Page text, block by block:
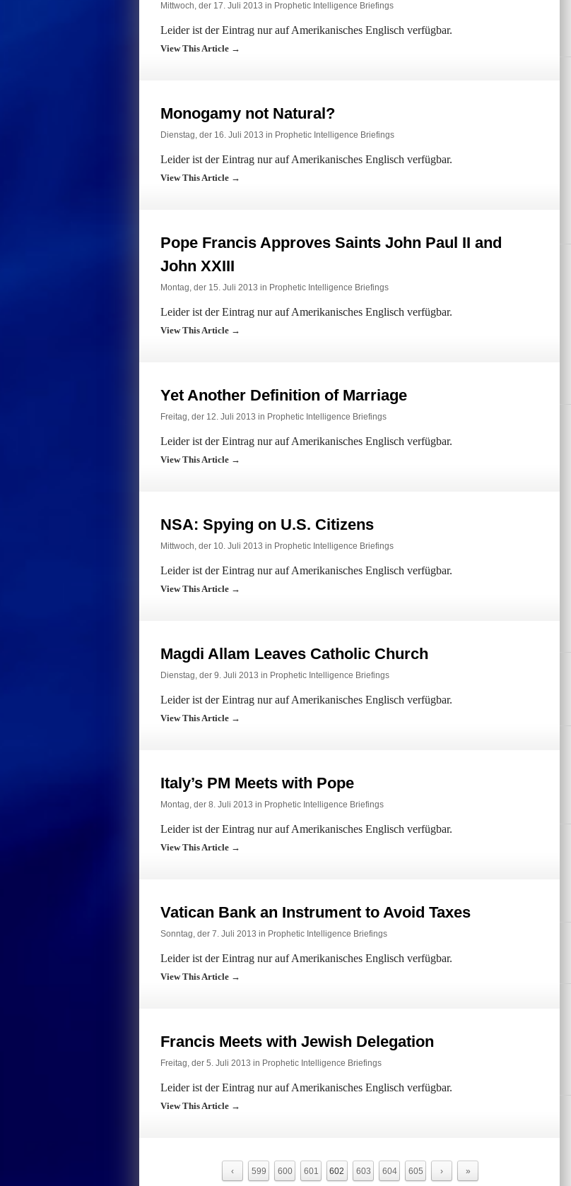
Mittwoch, der 17. Juli 2013 in Prophetic Intelligence Briefings
Leider ist der Eintrag nur auf Amerikanisches Englisch verfügbar.
View This Article →
Monogamy not Natural?
Dienstag, der 16. Juli 2013 in Prophetic Intelligence Briefings
Leider ist der Eintrag nur auf Amerikanisches Englisch verfügbar.
View This Article →
Pope Francis Approves Saints John Paul II and
John XXIII
Montag, der 15. Juli 2013 in Prophetic Intelligence Briefings
Leider ist der Eintrag nur auf Amerikanisches Englisch verfügbar.
View This Article →
Yet Another Definition of Marriage
Freitag, der 12. Juli 2013 in Prophetic Intelligence Briefings
Leider ist der Eintrag nur auf Amerikanisches Englisch verfügbar.
View This Article →
NSA: Spying on U.S. Citizens
Mittwoch, der 10. Juli 2013 in Prophetic Intelligence Briefings
Leider ist der Eintrag nur auf Amerikanisches Englisch verfügbar.
View This Article →
Magdi Allam Leaves Catholic Church
Dienstag, der 9. Juli 2013 in Prophetic Intelligence Briefings
Leider ist der Eintrag nur auf Amerikanisches Englisch verfügbar.
View This Article →
Italy’s PM Meets with Pope
Montag, der 8. Juli 2013 in Prophetic Intelligence Briefings
Leider ist der Eintrag nur auf Amerikanisches Englisch verfügbar.
View This Article →
Vatican Bank an Instrument to Avoid Taxes
Sonntag, der 7. Juli 2013 in Prophetic Intelligence Briefings
Leider ist der Eintrag nur auf Amerikanisches Englisch verfügbar.
View This Article →
Francis Meets with Jewish Delegation
Freitag, der 5. Juli 2013 in Prophetic Intelligence Briefings
Leider ist der Eintrag nur auf Amerikanisches Englisch verfügbar.
View This Article →
‹ 599 600 601 602 603 604 605 › »